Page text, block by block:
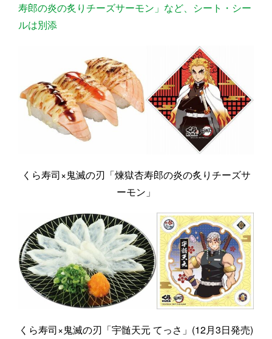
寿郎の炎の炙りチーズサーモン」など、シート・シー
ルは別添
くら寿司×鬼滅の刃「煉獄杏寿郎の炎の炙りチーズサ
ーモン」
くら寿司×鬼滅の刃「宇髄天元 てっさ」(12月3日発売)